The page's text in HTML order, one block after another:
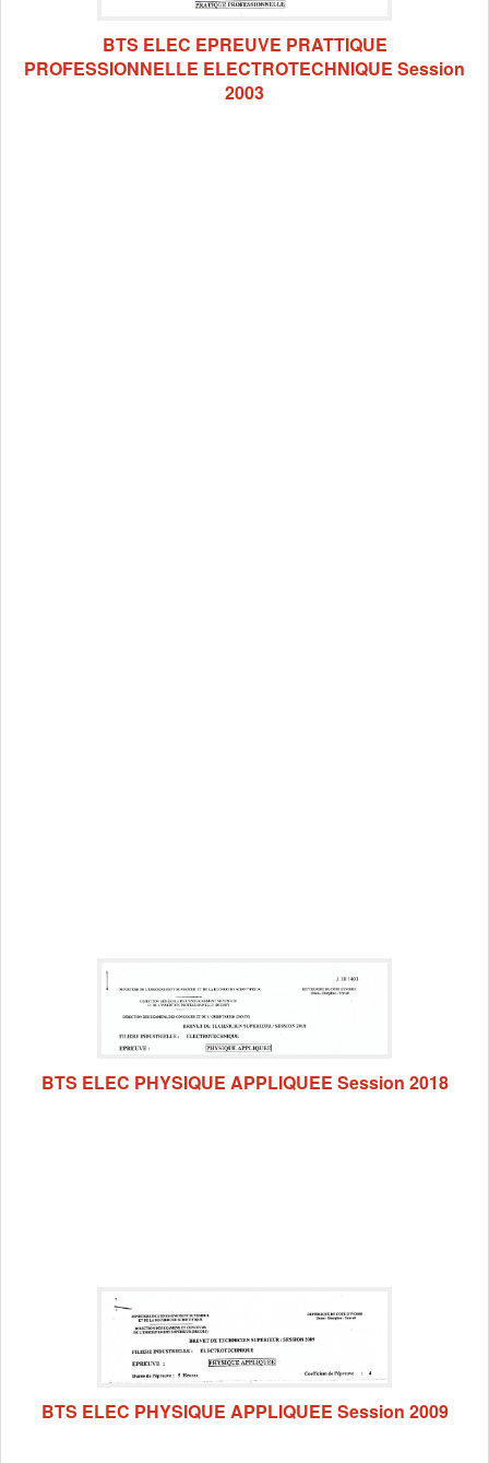
BTS ELEC EPREUVE PRATTIQUE
PROFESSIONNELLE ELECTROTECHNIQUE Session
2003
BTS ELEC PHYSIQUE APPLIQUEE Session 2018
BTS ELEC PHYSIQUE APPLIQUEE Session 2009